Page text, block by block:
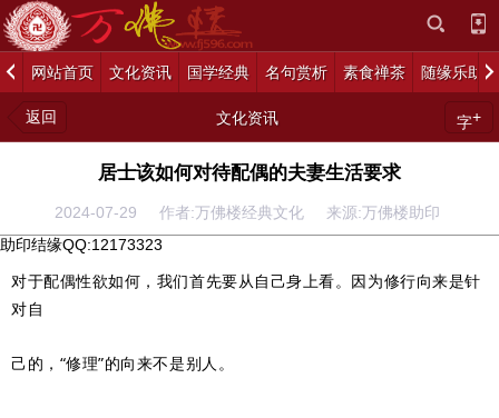
网站首页 文化资讯 国学经典 名句赏析 素食禅茶 随缘乐助
返回 文化资讯 字+
居士该如何对待配偶的夫妻生活要求
2024-07-29 作者:万佛楼经典文化 来源:万佛楼助印
助印结缘QQ:12173323
对于配偶性欲如何，我们首先要从自己身上看。因为修行向来是针
对自
己的，“修理”的向来不是别人。